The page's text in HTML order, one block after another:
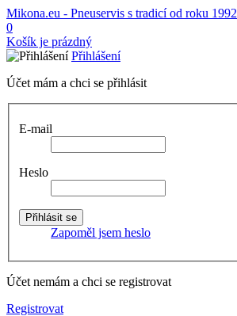
Mikona.eu - Pneuservis s tradicí od roku 1992
0
Košík je prázdný
Přihlášení
Účet mám a chci se přihlásit
E-mail
Heslo
Zapoměl jsem heslo
Účet nemám a chci se registrovat
Registrovat